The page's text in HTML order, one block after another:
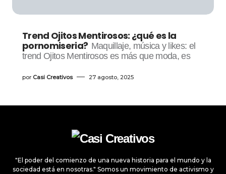
Trend Ojitos Mentirosos: ¿qué es la
pornomiseria? Maquillaje, música y likes: el
trend Ojitos Mentirosos es más que moda, es
por Casi Creativos 27 agosto, 2025
"El poder del comienzo de una nueva historia para el mundo y la
sociedad está en nosotras." Somos un movimiento de activismo y